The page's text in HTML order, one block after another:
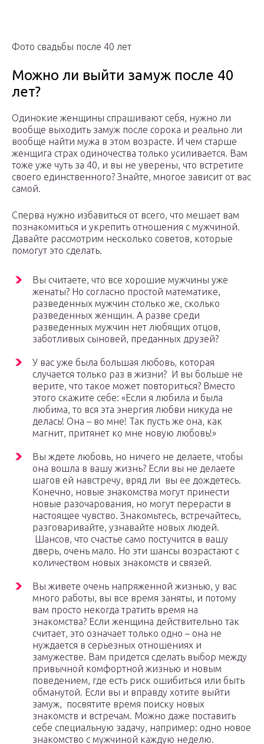
Фото свадьбы после 40 лет
Можно ли выйти замуж после 40
лет?
Одинокие женщины спрашивают себя, нужно ли
вообще выходить замуж после сорока и реально ли
вообще найти мужа в этом возрасте. И чем старше
женщига страх одиночества только усиливается. Вам
тоже уже чуть за 40, и вы не уверены, что встретите
своего единственного? Знайте, многое зависит от вас
самой.
Сперва нужно избавиться от всего, что мешает вам
познакомиться и укрепить отношения с мужчиной.
Давайте рассмотрим несколько советов, которые
помогут это сделать.
Вы считаете, что все хорошие мужчины уже
женаты? Но согласно простой математике,
разведенных мужчин столько же, сколько
разведенных женщин. А разве среди
разведенных мужчин нет любящих отцов,
заботливых сыновей, преданных друзей?
У вас уже была большая любовь, которая
случается только раз в жизни? И вы больше не
верите, что такое может повториться? Вместо
этого скажите себе: «Если я любила и была
любима, то вся эта энергия любви никуда не
делась! Она – во мне! Так пусть же она, как
магнит, притянет ко мне новую любовь!»
Вы ждете любовь, но ничего не делаете, чтобы
она вошла в вашу жизнь? Если вы не делаете
шагов ей навстречу, вряд ли вы ее дождетесь.
Конечно, новые знакомства могут принести
новые разочарования, но могут перерасти в
настоящее чувство. Знакомьтесь, встречайтесь,
разговаривайте, узнавайте новых людей.
Шансов, что счастье само постучится в вашу
дверь, очень мало. Но эти шансы возрастают с
количеством новых знакомств и связей.
Вы живете очень напряженной жизнью, у вас
много работы, вы все время заняты, и потому
вам просто некогда тратить время на
знакомства? Если женщина действительно так
считает, это означает только одно – она не
нуждается в серьезных отношениях и
замужестве. Вам придется сделать выбор между
привычной комфортной жизнью и новым
поведением, где есть риск ошибиться или быть
обманутой. Если вы и вправду хотите выйти
замуж, посвятите время поиску новых
знакомств и встречам. Можно даже поставить
себе специальную задачу, например: одно новое
знакомство с мужчиной каждую неделю.